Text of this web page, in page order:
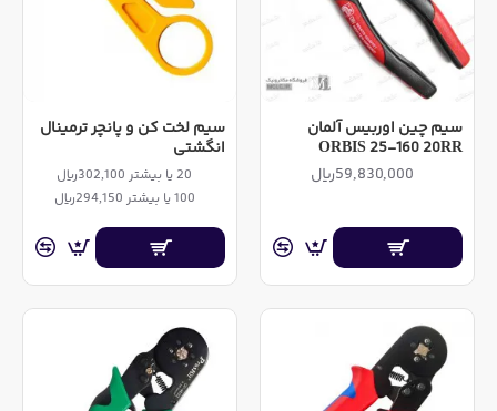
سیم چین اوربیس آلمان
ORBIS 25-160 20RR
59,830,000ریال
سیم لخت کن و پانچر ترمینال
انگشتی
20 یا بیشتر 302,100ریال
100 یا بیشتر 294,150ریال